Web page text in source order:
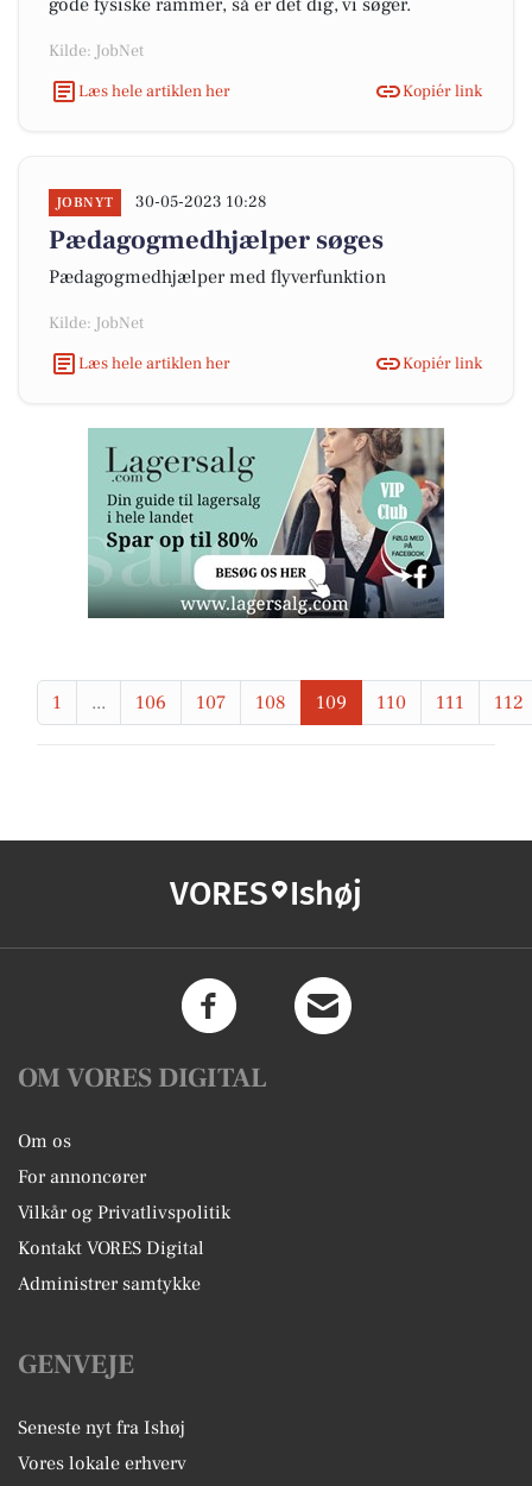
gode fysiske rammer, så er det dig, vi søger.
Kilde: JobNet
Læs hele artiklen her
Kopiér link
JOBNYT 30-05-2023 10:28
Pædagogmedhjælper søges
Pædagogmedhjælper med flyverfunktion
Kilde: JobNet
Læs hele artiklen her
Kopiér link
1 ... 106 107 108 109 110 111 112
VORES Ishøj
OM VORES DIGITAL
Om os
For annoncører
Vilkår og Privatlivspolitik
Kontakt VORES Digital
Administrer samtykke
GENVEJE
Seneste nyt fra Ishøj
Vores lokale erhverv